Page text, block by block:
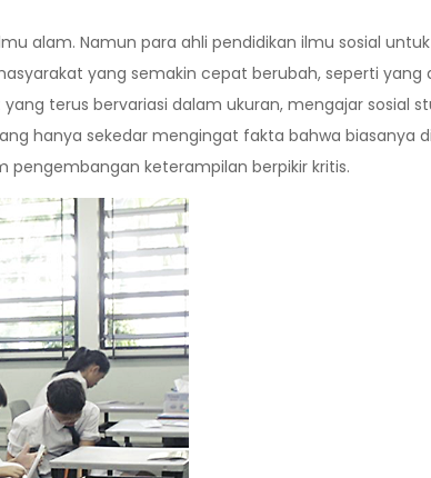
alam. Namun para ahli pendidikan ilmu sosial
yang semakin cepat berubah, seperti yang
terus bervariasi dalam ukuran, mengajar sosial
hanya sekedar mengingat fakta bahwa biasanya
keterampilan berpikir kritis.